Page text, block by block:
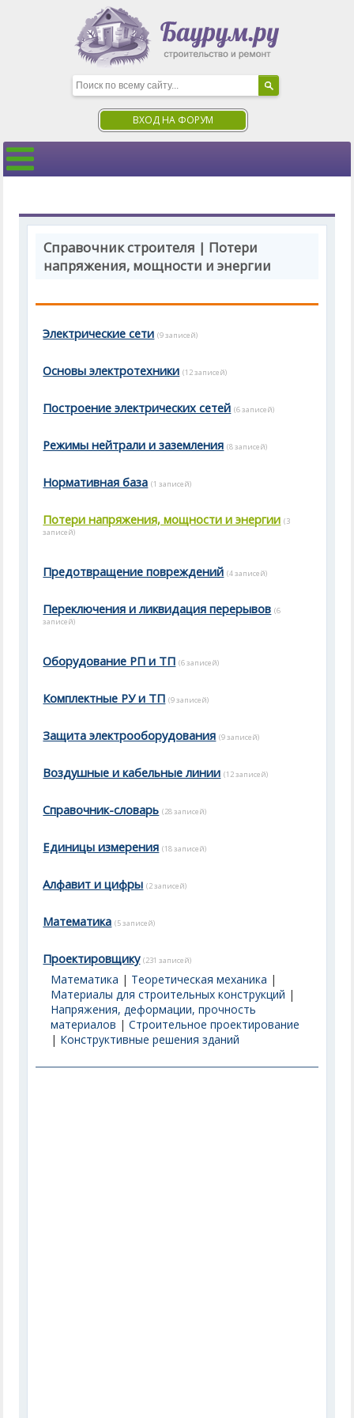
ВХОД НА ФОРУМ
Справочник строителя | Потери
напряжения, мощности и энергии
Электрические сети (9 записей)
Основы электротехники (12 записей)
Построение электрических сетей (6 записей)
Режимы нейтрали и заземления (8 записей)
Нормативная база (1 записей)
Потери напряжения, мощности и энергии (3
записей)
Предотвращение повреждений (4 записей)
Переключения и ликвидация перерывов (6
записей)
Оборудование РП и ТП (6 записей)
Комплектные РУ и ТП (9 записей)
Защита электрооборудования (9 записей)
Воздушные и кабельные линии (12 записей)
Справочник-словарь (28 записей)
Единицы измерения (18 записей)
Алфавит и цифры (2 записей)
Математика (5 записей)
Проектировщику (231 записей)
Математика | Теоретическая механика |
Материалы для строительных конструкций |
Напряжения, деформации, прочность
материалов |Строительное проектирование
| Конструктивные решения зданий